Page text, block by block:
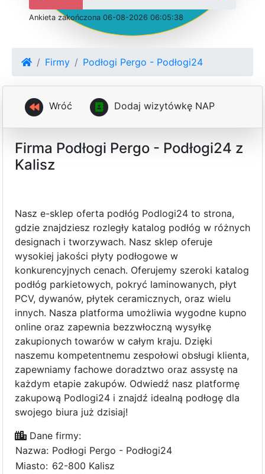
Ankieta zakończona 06-08-2026 06:05:38
Firmy Podłogi Pergo - Podłogi24
Wróć Dodaj wizytówkę NAP
Firma Podłogi Pergo - Podłogi24 z
Kalisz
Nasz e-sklep oferta podłóg Podlogi24 to strona,
gdzie znajdziesz rozległy katalog podłóg w różnych
designach i tworzywach. Nasz sklep oferuje
wysokiej jakości płyty podłogowe w
konkurencyjnych cenach. Oferujemy szeroki katalog
podłóg parkietowych, pokryć laminowanych, płyt
PCV, dywanów, płytek ceramicznych, oraz wielu
innych. Nasza platforma umożliwia wygodne kupno
online oraz zapewnia bezzwłoczną wysyłkę
zakupionych towarów w całym kraju. Dzięki
naszemu kompetentnemu zespołowi obsługi klienta,
zapewniamy fachowe doradztwo oraz assystę na
każdym etapie zakupów. Odwiedź nasz platformę
zakupową Podlogi24 i znajdź idealną podłogę dla
swojego biura już dzisiaj!
Dane firmy:
Nazwa: Podłogi Pergo - Podłogi24
Miasto: 62-800 Kalisz